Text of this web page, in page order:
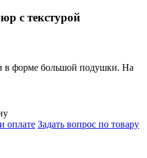
с текстурой
в форме большой подушки. На
оплате Задать вопрос по товару